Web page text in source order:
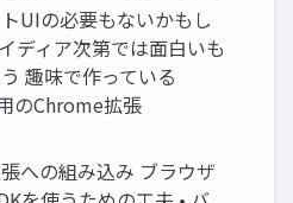
UIの必要もないかもし
ディア次第では面白いも
趣味で作っている
のChrome拡張
への組み込み ブラウザ